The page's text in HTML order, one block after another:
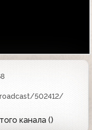
502412/
канала ()